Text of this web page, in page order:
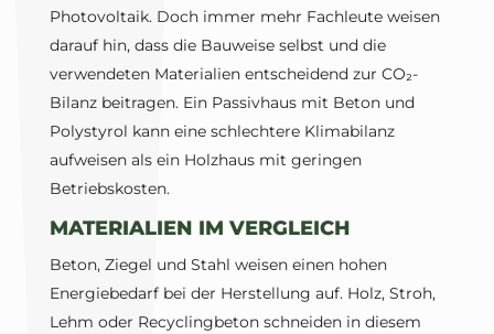
Photovoltaik. Doch immer mehr Fachleute weisen
darauf hin, dass die Bauweise selbst und die
verwendeten Materialien entscheidend zur CO₂-
Bilanz beitragen. Ein Passivhaus mit Beton und
Polystyrol kann eine schlechtere Klimabilanz
aufweisen als ein Holzhaus mit geringen
Betriebskosten.
MATERIALIEN IM VERGLEICH
Beton, Ziegel und Stahl weisen einen hohen
Energiebedarf bei der Herstellung auf. Holz, Stroh,
Lehm oder Recyclingbeton schneiden in diesem